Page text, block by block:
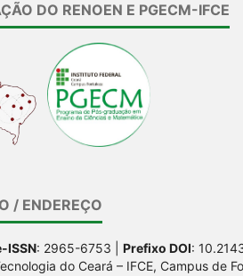
DO RENOEN E PGECM-IFCE
/ ENDEREÇO
ISSN: 2965-6753 | Prefixo DOI:
do Ceará – IFCE, Campus de